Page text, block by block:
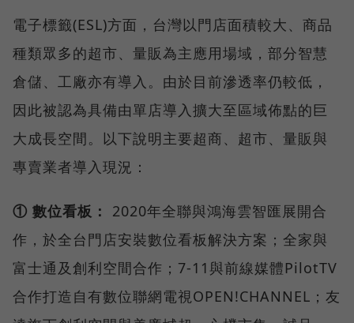
電子標籤(ESL)方面，台灣以門店面積較大、商品
種類眾多的超市、量販為主應用場域，部分智慧
倉儲、工廠亦有導入。由於目前滲透率仍較低，
因此被認為具備由單店導入擴大至區域佈點的巨
大成長空間。以下說明主要超商、超市、量販與
專賣業者導入現況：
① 數位看板：
2020年全聯與鴻海雲智匯展開合
作，於全台門店安裝數位看板解決方案；全家與
富士通及創利空間合作；7-11與前線媒體PilotTV
合作打造自有數位聯網電視OPEN!CHANNEL；友